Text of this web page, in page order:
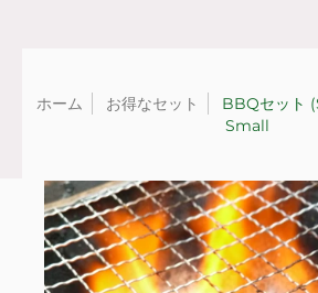
ホーム お得なセット
BBQセット
Small